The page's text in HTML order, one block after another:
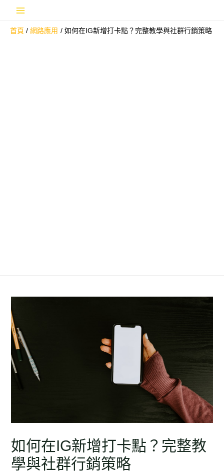
Menu
首頁 網路應用 如何在IG新增打卡點？完整教學與社群行銷策略
如何在IG新增打卡點？完整教
學與社群行銷策略